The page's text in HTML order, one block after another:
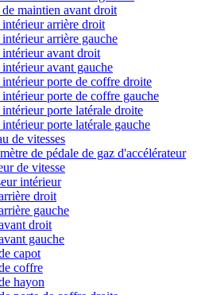
de maintien avant droit
intérieur arrière droit
arrière gauche
intérieur avant droit
avant gauche
intérieur porte de coffre droite
porte de coffre gauche
porte latérale droite
porte latérale gauche
de vitesses
de pédale de gaz d'accélérateur
de vitesse
intérieur
droit
gauche
droit
gauche
capot
coffre
hayon